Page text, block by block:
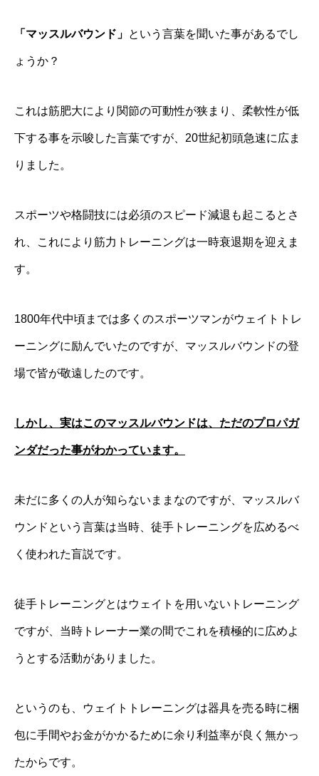
「マッスルバウンド」 という言葉を聞いた事があるでし
ょうか？
これは筋肥大により関節の可動性が狭まり、柔軟性が低
下する事を示唆した言葉ですが、20世紀初頭急速に広ま
りました。
スポーツや格闘技には必須のスピード減退も起こるとさ
れ、これにより筋力トレーニングは一時衰退期を迎えま
す。
1800年代中頃までは多くのスポーツマンがウェイトトレ
ーニングに励んでいたのですが、マッスルバウンドの登
場で皆が敬遠したのです。
しかし、実はこのマッスルバウンドは、 ただのプロパガ
ンダだった事がわかっています。
未だに多くの人が知らないままなのですが、マッスルバ
ウンドという言葉は当時、徒手トレーニングを広めるべ
く使われた盲説です。
徒手トレーニングとはウェイトを用いないトレーニング
ですが、当時トレーナー業の間でこれを積極的に広めよ
うとする活動がありました。
というのも、ウェイトトレーニングは器具を売る時に梱
包に手間やお金がかかるために余り利益率が良く無かっ
たからです。